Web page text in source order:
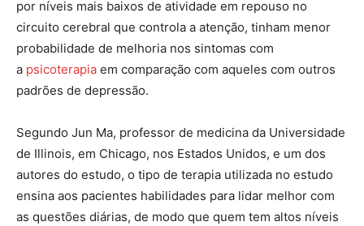
por níveis mais baixos de atividade em repouso no
circuito cerebral que controla a atenção, tinham menor
probabilidade de melhoria nos sintomas com
a psicoterapia em comparação com aqueles com outros
padrões de depressão.
Segundo Jun Ma, professor de medicina da Universidade
de Illinois, em Chicago, nos Estados Unidos, e um dos
autores do estudo, o tipo de terapia utilizada no estudo
ensina aos pacientes habilidades para lidar melhor com
as questões diárias, de modo que quem tem altos níveis